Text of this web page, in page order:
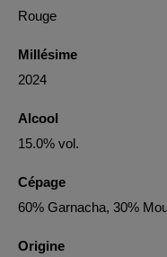
Rouge
Millésime
2024
Alcool
15.0% vol.
Cépage
60% Garnacha, 30%
Origine